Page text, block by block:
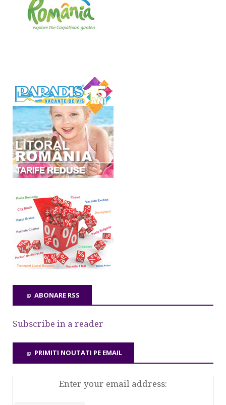
ABONARE RSS
Subscribe in a reader
PRIMITI NOUTATI PE EMAIL
Enter your email address: